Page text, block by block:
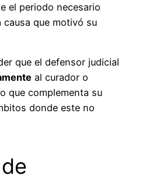
el periodo necesario
causa que motivó su
que el defensor judicial
al curador o
que complementa su
donde este no